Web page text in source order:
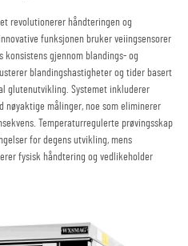
revolutionerer håndteringen og
funksjonen bruker veiingsensorer
konsistens gjennom blandings- og
blandingshastigheter og tider basert
glutenutvikling. Systemet inkluderer
nøyaktige målinger, noe som eliminerer
Temperaturregulerte prøvingsskap
for degens utvikling, mens
fysisk håndtering og vedlikeholder